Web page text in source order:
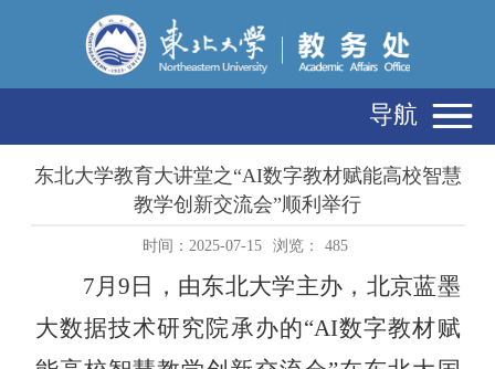
导航
东北大学教育大讲堂之“AI数字教材赋能高校智慧
教学创新交流会”顺利举行
时间：2025-07-15 浏览： 485
7月9日，由东北大学主办，北京蓝墨
大数据技术研究院承办的“AI数字教材赋